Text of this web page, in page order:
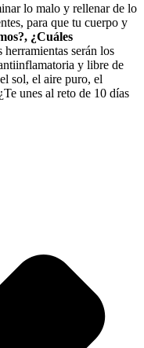
lo malo y rellenar de lo
para que tu cuerpo y
¿Cuáles
herramientas serán los
y libre de
sol, el aire puro, el
unes al reto de 10 días